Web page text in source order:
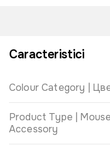
Caracteristici
Colour Category |
Product Type |
Accessory